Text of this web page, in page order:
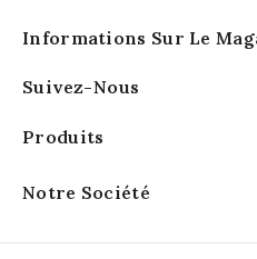
Informations Sur Le
Suivez-Nous
Produits
Notre Société